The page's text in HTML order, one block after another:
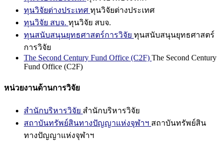
ทุนวิจัยต่างประเทศ ทุนวิจัยต่างประเทศ
ทุนวิจัย สบจ. ทุนวิจัย สบจ.
ทุนสนับสนุนยุทธศาสตร์การวิจัย ทุนสนับสนุนยุทธศาสตร์
การวิจัย
The Second Century Fund Office (C2F) The Second Century
Fund Office (C2F)
หน่วยงานด้านการวิจัย
สำนักบริหารวิจัย สำนักบริหารวิจัย
สถาบันทรัพย์สินทางปัญญาแห่งจุฬาฯ สถาบันทรัพย์สิน
ทางปัญญาแห่งจุฬาฯ